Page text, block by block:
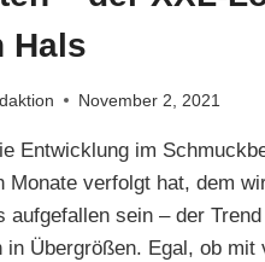
Hals
November 2, 2021
Entwicklung im
Monate verfolgt hat, dem
aufgefallen sein – der
in Übergrößen. Egal, ob mit